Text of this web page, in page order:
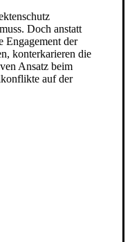
Doch anstatt
Engagement der
konterkarieren die
Ansatz beim
auf der